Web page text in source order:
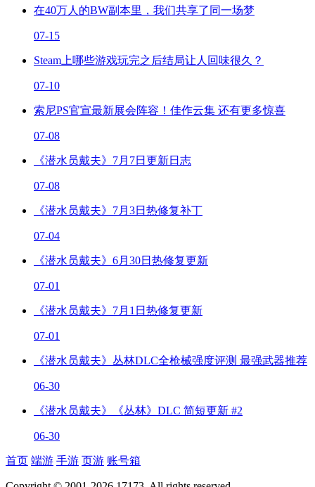
在40万人的BW副本里，我们共享了同一场梦
07-15
Steam上哪些游戏玩完之后结局让人回味很久？
07-10
索尼PS官宣最新展会阵容！佳作云集 还有更多惊喜
07-08
《潜水员戴夫》7月7日更新日志
07-08
《潜水员戴夫》7月3日热修复补丁
07-04
《潜水员戴夫》6月30日热修复更新
07-01
《潜水员戴夫》7月1日热修复更新
07-01
《潜水员戴夫》丛林DLC全枪械强度评测 最强武器推荐
06-30
《潜水员戴夫》《丛林》DLC 简短更新 #2
06-30
首页 端游 手游 页游 账号箱